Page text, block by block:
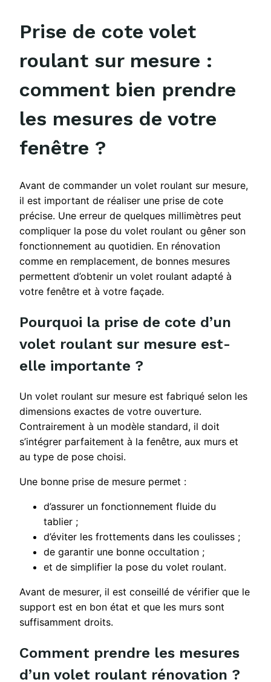
Prise de cote volet
roulant sur mesure :
comment bien prendre
les mesures de votre
fenêtre ?
Avant de commander un volet roulant sur mesure,
il est important de réaliser une prise de cote
précise. Une erreur de quelques millimètres peut
compliquer la pose du volet roulant ou gêner son
fonctionnement au quotidien. En rénovation
comme en remplacement, de bonnes mesures
permettent d’obtenir un volet roulant adapté à
votre fenêtre et à votre façade.
Pourquoi la prise de cote d’un
volet roulant sur mesure est-
elle importante ?
Un volet roulant sur mesure est fabriqué selon les
dimensions exactes de votre ouverture.
Contrairement à un modèle standard, il doit
s’intégrer parfaitement à la fenêtre, aux murs et
au type de pose choisi.
Une bonne prise de mesure permet :
d’assurer un fonctionnement fluide du
tablier ;
d’éviter les frottements dans les coulisses ;
de garantir une bonne occultation ;
et de simplifier la pose du volet roulant.
Avant de mesurer, il est conseillé de vérifier que le
support est en bon état et que les murs sont
suffisamment droits.
Comment prendre les mesures
d’un volet roulant rénovation ?